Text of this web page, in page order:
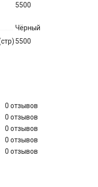
5500
Чёрный
5500
0 отзывов
0 отзывов
0 отзывов
0 отзывов
0 отзывов